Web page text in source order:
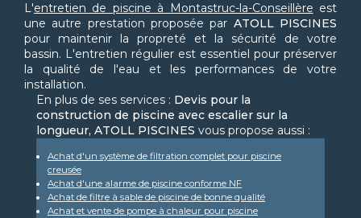
L'entretien de piscine à Montastruc-la-Conseillère est
une autre prestation proposée par ATOLL PISCINES
pour maintenir la propreté et la sécurité de votre
bassin. L'entretien régulier est essentiel pour préserver
la qualité de l'eau et les performances de votre
installation.
En plus de ses services : Devis pour la
construction de piscine avec escalier sur la
longueur, ATOLL PISCINES vous propose aussi :
Achat d'un système de filtration complet pour piscine
creusée
Achat d'une alarme de piscine conforme NF
Achat de filtre à sable de piscine de bonne qualité
Achat et vente de pompe à chaleur pour piscine